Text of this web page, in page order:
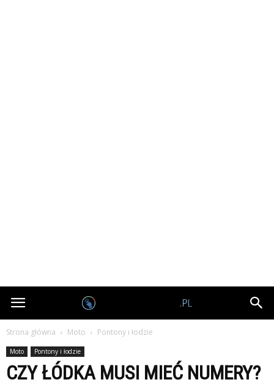
Nagrodobiorcy.pl
Strona główna Moto Pontony i łodzie
Moto Pontony i łodzie
CZY ŁÓDKA MUSI MIEĆ NUMERY?